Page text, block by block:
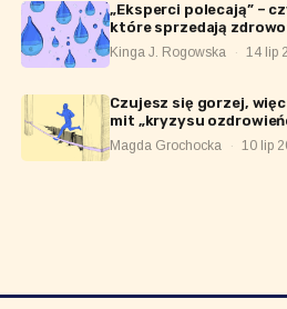
„Eksperci polecają” – czyli kto? Trzy chwyty,
które sprzedają
Kinga J. Rogowska · 14 lip
Czujesz się gorzej,
mit „kryzysu
Magda Grochocka · 10 lip